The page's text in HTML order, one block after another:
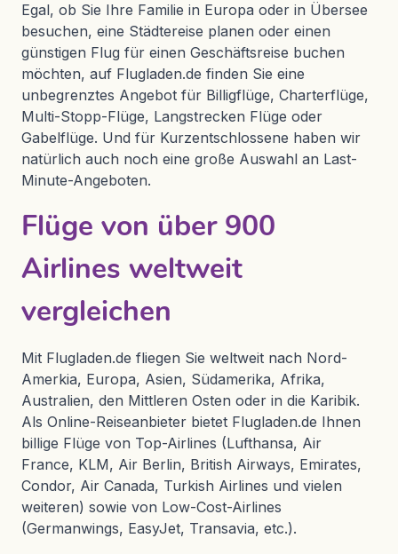
Egal, ob Sie Ihre Familie in Europa oder in Übersee
besuchen, eine Städtereise planen oder einen
günstigen Flug für einen Geschäftsreise buchen
möchten, auf Flugladen.de finden Sie eine
unbegrenztes Angebot für Billigflüge, Charterflüge,
Multi-Stopp-Flüge, Langstrecken Flüge oder
Gabelflüge. Und für Kurzentschlossene haben wir
natürlich auch noch eine große Auswahl an Last-
Minute-Angeboten.
Flüge von über 900
Airlines weltweit
vergleichen
Mit Flugladen.de fliegen Sie weltweit nach Nord-
Amerkia, Europa, Asien, Südamerika, Afrika,
Australien, den Mittleren Osten oder in die Karibik.
Als Online-Reiseanbieter bietet Flugladen.de Ihnen
billige Flüge von Top-Airlines (Lufthansa, Air
France, KLM, Air Berlin, British Airways, Emirates,
Condor, Air Canada, Turkish Airlines und vielen
weiteren) sowie von Low-Cost-Airlines
(Germanwings, EasyJet, Transavia, etc.).